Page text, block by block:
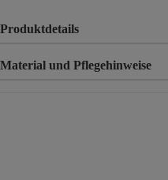
Produktdetails
Material und Pflegehinweise